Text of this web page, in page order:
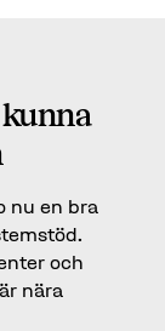
kunna
nu en bra
och
nära